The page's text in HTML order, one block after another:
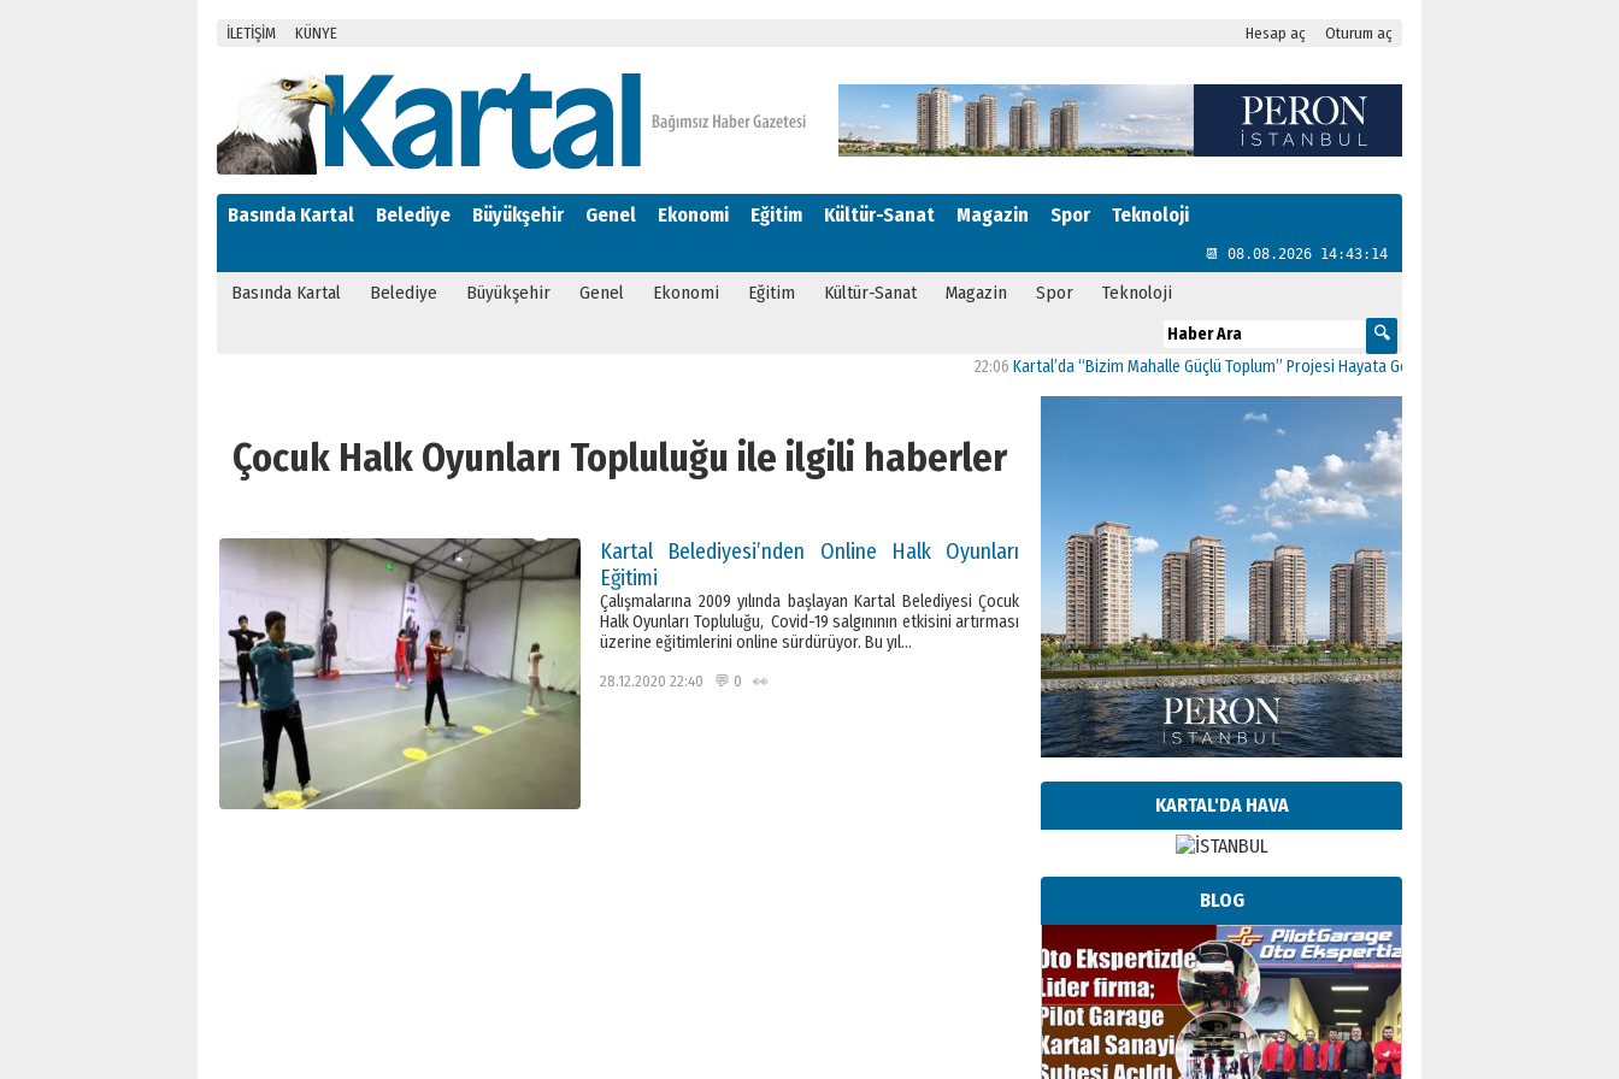
İLETİŞİM KÜNYE Hesap aç Oturum aç
Basında Kartal Belediye Büyükşehir Genel Ekonomi Eğitim Kültür-Sanat Magazin Spor Teknoloji
📆 08.08.2026 14:43:14
Basında Kartal Belediye Büyükşehir Genel Ekonomi Eğitim Kültür-Sanat Magazin Spor Teknoloji
Kartal’da “Bizim Mahalle Güçlü Toplum” Projesi Hayata Geçti 11:41
Çocuk Halk Oyunları Topluluğu ile ilgili haberler
Kartal Belediyesi’nden Online Halk Oyunları
Eğitimi
Çalışmalarına 2009 yılında başlayan Kartal Belediyesi Çocuk
Halk Oyunları Topluluğu, Covid-19 salgınının etkisini artırması
üzerine eğitimlerini online sürdürüyor. Bu yıl…
28.12.2020 22:40 💬 0 👀
KARTAL'DA HAVA
BLOG